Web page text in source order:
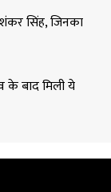
सिंह, जिनका
के बाद मिली ये